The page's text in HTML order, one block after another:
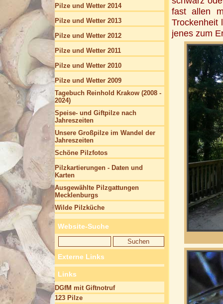
fast allen
Trockenheit
jenes zum
Pilze und Wetter 2014
Pilze und Wetter 2013
Pilze und Wetter 2012
Pilze und Wetter 2011
Pilze und Wetter 2010
Pilze und Wetter 2009
Tagebuch Reinhold Krakow (2008 -
2024)
Speise- und Giftpilze nach
Jahreszeiten
Unsere Großpilze im Wandel der
Jahreszeiten
Schöne Pilzfotos
Pilzkartierungen - Daten und
Karten
Ausgewählte Pilzgattungen
Mecklenburgs
Wilde Pilzküche
Website-Suche
Externe Links
Links
DGfM mit Giftnotruf
123 Pilze